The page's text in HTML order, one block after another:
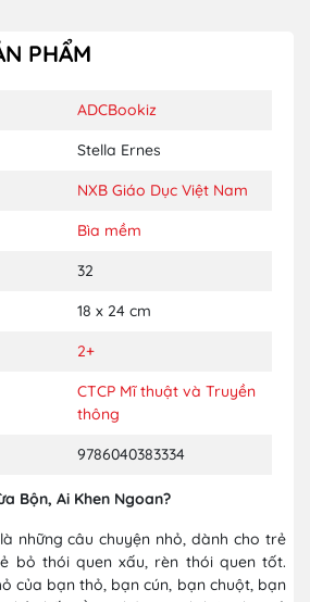
PHẨM
ADCBookiz
Stella Ernes
NXB Giáo Dục Việt Nam
Bìa mềm
32
18 x 24 cm
2+
CTCP Mĩ thuật và Truyền
thông
9786040383334
Bộn, Ai Khen Ngoan?
những câu chuyện nhỏ, dành cho trẻ
bỏ thói quen xấu, rèn thói quen tốt.
của bạn thỏ, bạn cún, bạn chuột, bạn